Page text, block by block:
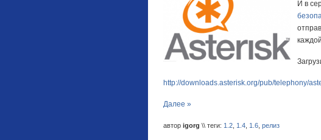
И в
http://downloads.asterisk.org/pub/telephony/
Далее »
автор igorg \\ теги: 1.2 1.4 1.6 релиз